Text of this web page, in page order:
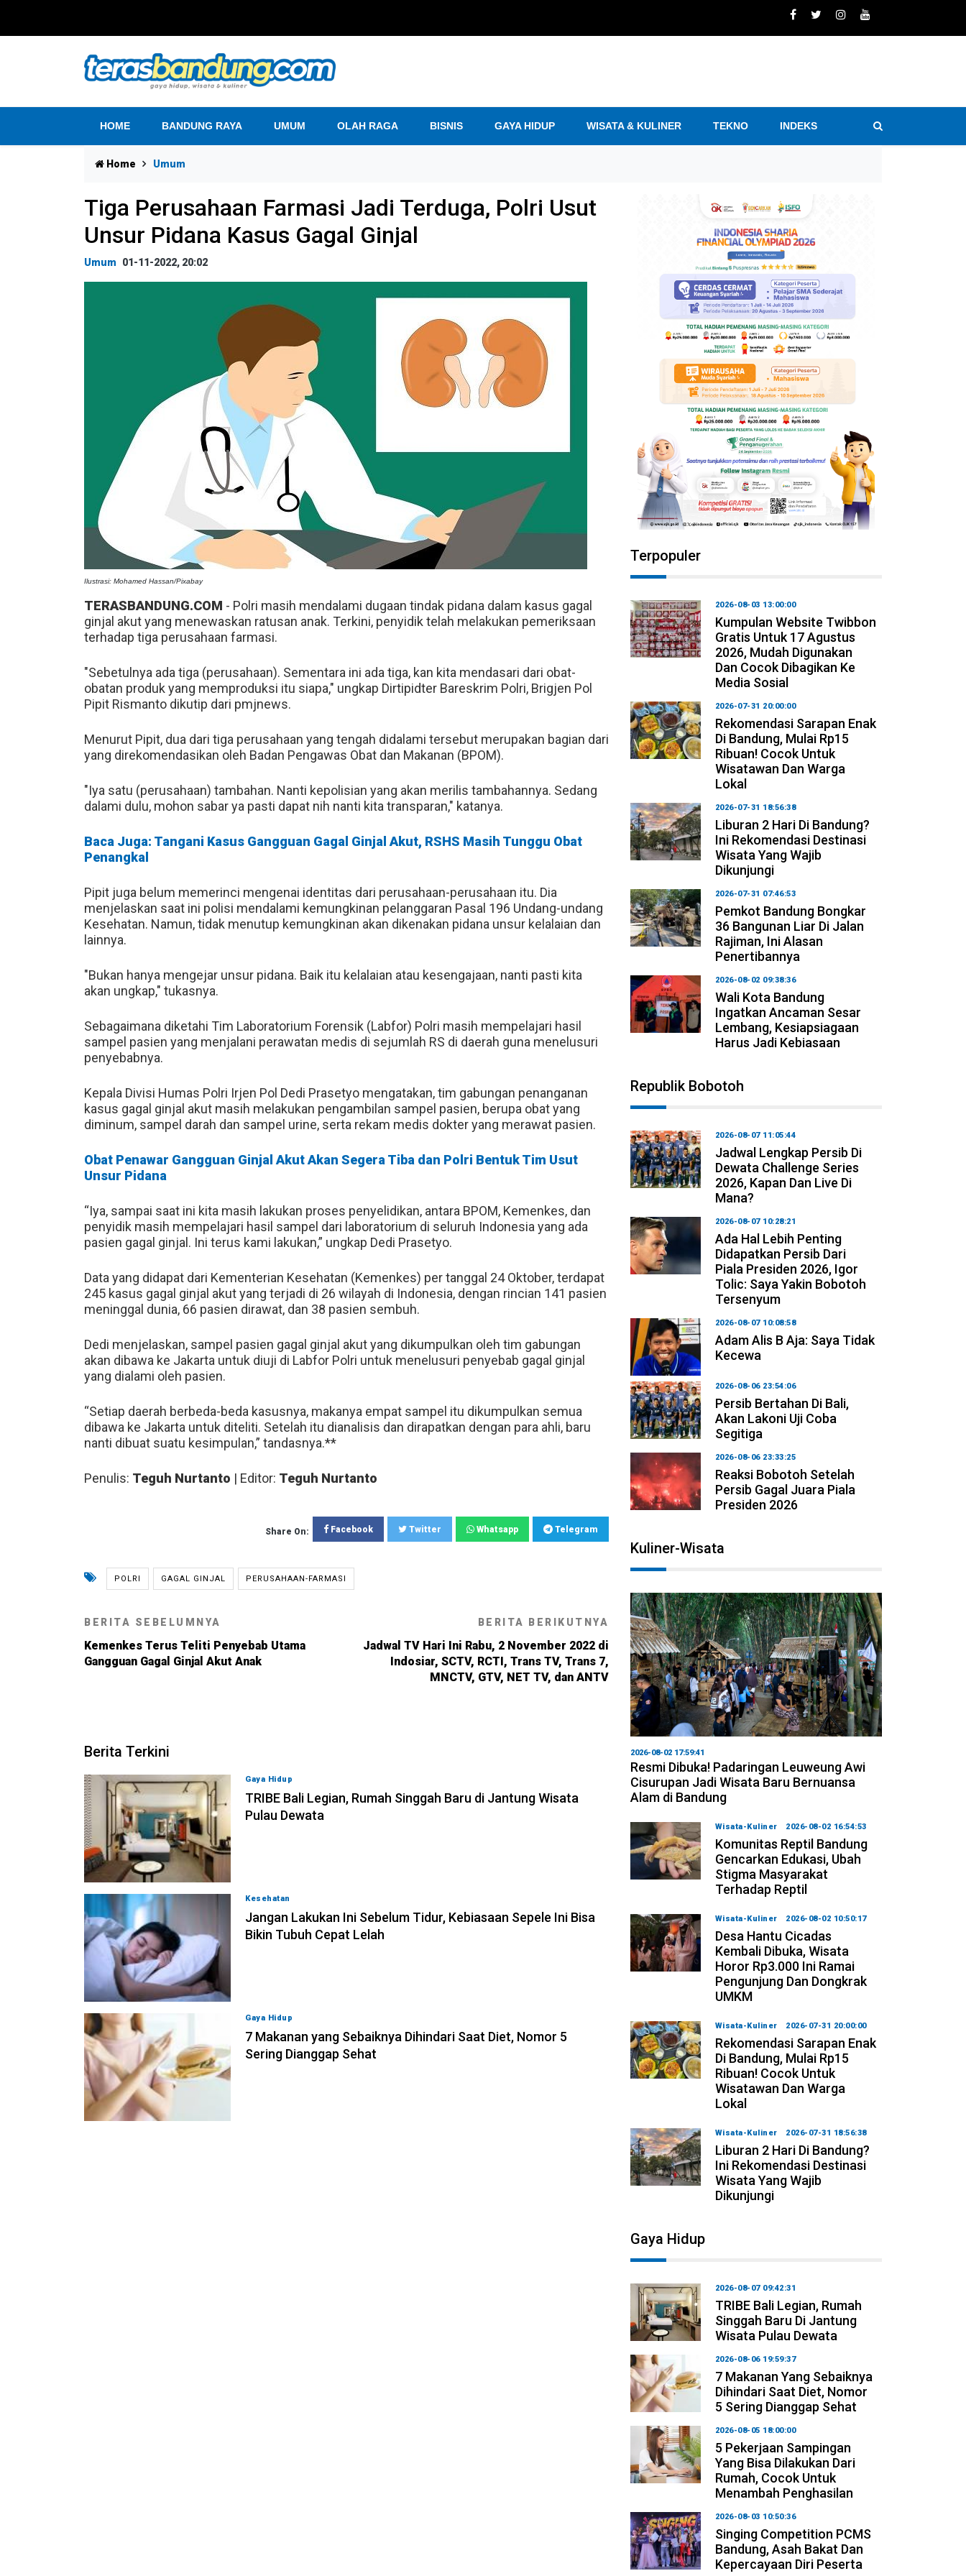
HOME BANDUNG RAYA UMUM OLAH RAGA BISNIS GAYA HIDUP WISATA & KULINER TEKNO INDEKS
Home Umum
Tiga Perusahaan Farmasi Jadi Terduga, Polri Usut
Unsur Pidana Kasus Gagal Ginjal
Umum 01-11-2022, 20:02
Ilustrasi: Mohamed Hassan/Pixabay
TERASBANDUNG.COM - Polri masih mendalami dugaan tindak pidana dalam kasus gagal
ginjal akut yang menewaskan ratusan anak. Terkini, penyidik telah melakukan pemeriksaan
terhadap tiga perusahaan farmasi.
"Sebetulnya ada tiga (perusahaan). Sementara ini ada tiga, kan kita mendasari dari obat-
obatan produk yang memproduksi itu siapa," ungkap Dirtipidter Bareskrim Polri, Brigjen Pol
Pipit Rismanto dikutip dari pmjnews.
Menurut Pipit, dua dari tiga perusahaan yang tengah didalami tersebut merupakan bagian dari
yang direkomendasikan oleh Badan Pengawas Obat dan Makanan (BPOM).
"Iya satu (perusahaan) tambahan. Nanti kepolisian yang akan merilis tambahannya. Sedang
dalami dulu, mohon sabar ya pasti dapat nih nanti kita transparan," katanya.
Baca Juga: Tangani Kasus Gangguan Gagal Ginjal Akut, RSHS Masih Tunggu Obat
Penangkal
Pipit juga belum memerinci mengenai identitas dari perusahaan-perusahaan itu. Dia
menjelaskan saat ini polisi mendalami kemungkinan pelanggaran Pasal 196 Undang-undang
Kesehatan. Namun, tidak menutup kemungkinan akan dikenakan pidana unsur kelalaian dan
lainnya.
"Bukan hanya mengejar unsur pidana. Baik itu kelalaian atau kesengajaan, nanti pasti kita
akan ungkap," tukasnya.
Sebagaimana diketahi Tim Laboratorium Forensik (Labfor) Polri masih mempelajari hasil
sampel pasien yang menjalani perawatan medis di sejumlah RS di daerah guna menelusuri
penyebabnya.
Kepala Divisi Humas Polri Irjen Pol Dedi Prasetyo mengatakan, tim gabungan penanganan
kasus gagal ginjal akut masih melakukan pengambilan sampel pasien, berupa obat yang
diminum, sampel darah dan sampel urine, serta rekam medis dokter yang merawat pasien.
Obat Penawar Gangguan Ginjal Akut Akan Segera Tiba dan Polri Bentuk Tim Usut
Unsur Pidana
“Iya, sampai saat ini kita masih lakukan proses penyelidikan, antara BPOM, Kemenkes, dan
penyidik masih mempelajari hasil sampel dari laboratorium di seluruh Indonesia yang ada
pasien gagal ginjal. Ini terus kami lakukan,” ungkap Dedi Prasetyo.
Data yang didapat dari Kementerian Kesehatan (Kemenkes) per tanggal 24 Oktober, terdapat
245 kasus gagal ginjal akut yang terjadi di 26 wilayah di Indonesia, dengan rincian 141 pasien
meninggal dunia, 66 pasien dirawat, dan 38 pasien sembuh.
Dedi menjelaskan, sampel pasien gagal ginjal akut yang dikumpulkan oleh tim gabungan
akan dibawa ke Jakarta untuk diuji di Labfor Polri untuk menelusuri penyebab gagal ginjal
yang dialami oleh pasien.
“Setiap daerah berbeda-beda kasusnya, makanya empat sampel itu dikumpulkan semua
dibawa ke Jakarta untuk diteliti. Setelah itu dianalisis dan dirapatkan dengan para ahli, baru
nanti dibuat suatu kesimpulan,” tandasnya.**
Penulis: Teguh Nurtanto | Editor: Teguh Nurtanto
Share On: Facebook Twitter Whatsapp Telegram
POLRI GAGAL GINJAL PERUSAHAAN-FARMASI
BERITA SEBELUMNYA
Kemenkes Terus Teliti Penyebab Utama
Gangguan Gagal Ginjal Akut Anak
BERITA BERIKUTNYA
Jadwal TV Hari Ini Rabu, 2 November 2022 di
Indosiar, SCTV, RCTI, Trans TV, Trans 7,
MNCTV, GTV, NET TV, dan ANTV
Berita Terkini
Gaya Hidup
TRIBE Bali Legian, Rumah Singgah Baru di Jantung Wisata
Pulau Dewata
Kesehatan
Jangan Lakukan Ini Sebelum Tidur, Kebiasaan Sepele Ini Bisa
Bikin Tubuh Cepat Lelah
Gaya Hidup
7 Makanan yang Sebaiknya Dihindari Saat Diet, Nomor 5
Sering Dianggap Sehat
Terpopuler
2026-08-03 13:00:00
Kumpulan Website Twibbon
Gratis Untuk 17 Agustus
2026, Mudah Digunakan
Dan Cocok Dibagikan Ke
Media Sosial
2026-07-31 20:00:00
Rekomendasi Sarapan Enak
Di Bandung, Mulai Rp15
Ribuan! Cocok Untuk
Wisatawan Dan Warga
Lokal
2026-07-31 18:56:38
Liburan 2 Hari Di Bandung?
Ini Rekomendasi Destinasi
Wisata Yang Wajib
Dikunjungi
2026-07-31 07:46:53
Pemkot Bandung Bongkar
36 Bangunan Liar Di Jalan
Rajiman, Ini Alasan
Penertibannya
2026-08-02 09:38:36
Wali Kota Bandung
Ingatkan Ancaman Sesar
Lembang, Kesiapsiagaan
Harus Jadi Kebiasaan
Republik Bobotoh
2026-08-07 11:05:44
Jadwal Lengkap Persib Di
Dewata Challenge Series
2026, Kapan Dan Live Di
Mana?
2026-08-07 10:28:21
Ada Hal Lebih Penting
Didapatkan Persib Dari
Piala Presiden 2026, Igor
Tolic: Saya Yakin Bobotoh
Tersenyum
2026-08-07 10:08:58
Adam Alis B Aja: Saya Tidak
Kecewa
2026-08-06 23:54:06
Persib Bertahan Di Bali,
Akan Lakoni Uji Coba
Segitiga
2026-08-06 23:33:25
Reaksi Bobotoh Setelah
Persib Gagal Juara Piala
Presiden 2026
Kuliner-Wisata
2026-08-02 17:59:41
Resmi Dibuka! Padaringan Leuweung Awi
Cisurupan Jadi Wisata Baru Bernuansa
Alam di Bandung
Wisata-Kuliner 2026-08-02 16:54:53
Komunitas Reptil Bandung
Gencarkan Edukasi, Ubah
Stigma Masyarakat
Terhadap Reptil
Wisata-Kuliner 2026-08-02 10:50:17
Desa Hantu Cicadas
Kembali Dibuka, Wisata
Horor Rp3.000 Ini Ramai
Pengunjung Dan Dongkrak
UMKM
Wisata-Kuliner 2026-07-31 20:00:00
Rekomendasi Sarapan Enak
Di Bandung, Mulai Rp15
Ribuan! Cocok Untuk
Wisatawan Dan Warga
Lokal
Wisata-Kuliner 2026-07-31 18:56:38
Liburan 2 Hari Di Bandung?
Ini Rekomendasi Destinasi
Wisata Yang Wajib
Dikunjungi
Gaya Hidup
2026-08-07 09:42:31
TRIBE Bali Legian, Rumah
Singgah Baru Di Jantung
Wisata Pulau Dewata
2026-08-06 19:59:37
7 Makanan Yang Sebaiknya
Dihindari Saat Diet, Nomor
5 Sering Dianggap Sehat
2026-08-05 18:00:00
5 Pekerjaan Sampingan
Yang Bisa Dilakukan Dari
Rumah, Cocok Untuk
Menambah Penghasilan
2026-08-03 10:50:36
Singing Competition PCMS
Bandung, Asah Bakat Dan
Kepercayaan Diri Peserta